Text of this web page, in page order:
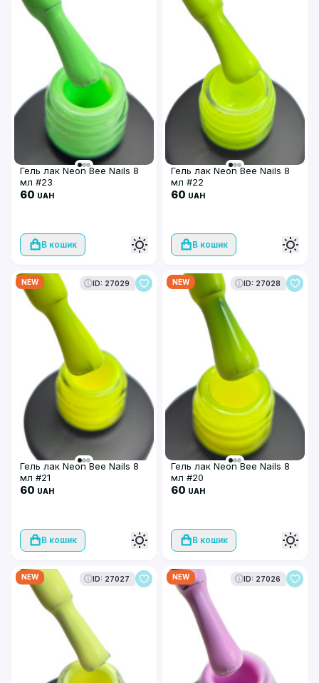
Гель лак Neon Bee Nails 8
мл #23
60 UAH
В кошик
Гель лак Neon Bee Nails 8
мл #22
60 UAH
В кошик
NEW ID: 27029
Гель лак Neon Bee Nails 8
мл #21
60 UAH
В кошик
NEW ID: 27028
Гель лак Neon Bee Nails 8
мл #20
60 UAH
В кошик
NEW ID: 27027 NEW ID: 27026